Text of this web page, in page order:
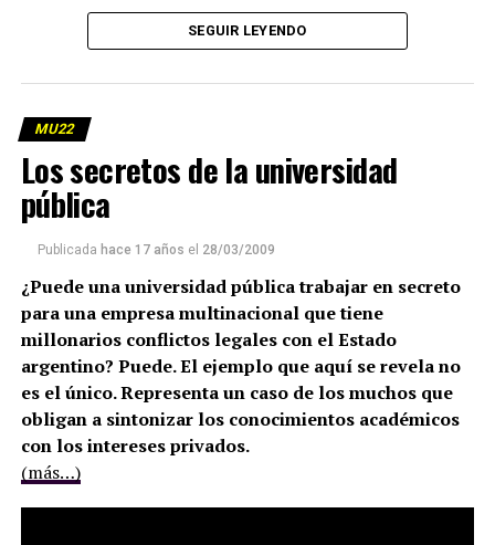
SEGUIR LEYENDO
MU22
Los secretos de la universidad
pública
Publicada hace 17 años el 28/03/2009
¿Puede una universidad pública trabajar en secreto
para una empresa multinacional que tiene
millonarios conflictos legales con el Estado
argentino? Puede. El ejemplo que aquí se revela no
es el único. Representa un caso de los muchos que
obligan a sintonizar los conocimientos académicos
con los intereses privados.
(más…)